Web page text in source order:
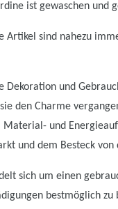
ist gewaschen und
Artikel sind nahezu
Dekoration und
den Charme
Material- und
und dem Besteck
sich um einen
bestmöglich